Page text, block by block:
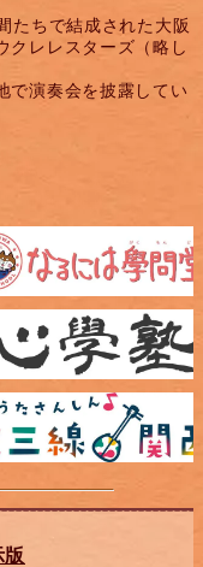
たちで結成された大阪
クレレスターズ（略し
で演奏会を披露してい